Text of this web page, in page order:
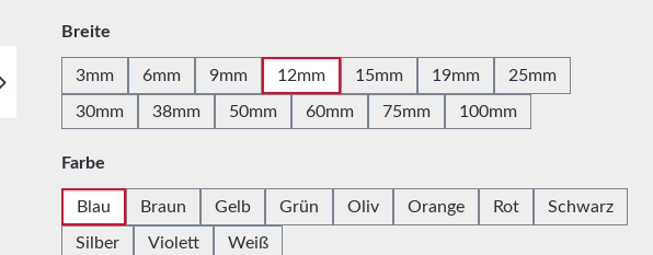
Seleccione
Breite
3mm 6mm 9mm 12mm 15mm 19mm 25mm
30mm 38mm 50mm 60mm 75mm 100mm
Seleccione
Farbe
Blau Braun Gelb Grün Oliv Orange Rot Schwarz
Silber Violett Weiß